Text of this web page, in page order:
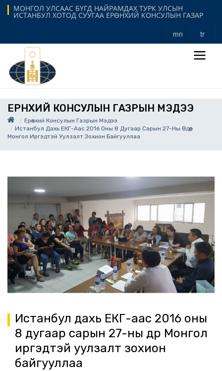
МОНГОЛ УЛСААС БҮГД НАЙРАМДАХ ТУРК УЛСЫН
ИСТАНБУЛ ХОТОД СУУГАА ЕРӨНХИЙ КОНСУЛЫН ГАЗАР
mn tr
ЕРӨНХИЙ КОНСУЛЫН ГАЗРЫН МЭДЭЭ
Ерөнхий Консулын Газрын Мэдээ
Истанбул Дахь ЕКГ-Аас 2016 Оны 8 Дугаар Сарын 27-Ны Өдөр
Монгол Иргэдтэй Уулзалт Зохион Байгууллаа
Истанбул дахь ЕКГ-аас 2016 оны
8 дугаар сарын 27-ны өдөр Монгол
иргэдтэй уулзалт зохион
байгууллаа